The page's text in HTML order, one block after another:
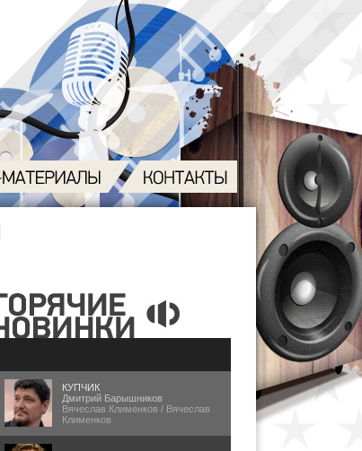
КУПЧИК
Дмитрий Барышников
Вячеслав Клименков / Вячеслав
Клименков